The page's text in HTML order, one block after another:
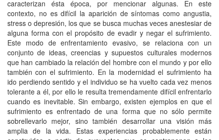
caracterizan ésta época, por mencionar algunas. En este
contexto, no es difícil la aparición de síntomas como angustia,
stress o depresión, los que se busca muchas veces anestesiar de
alguna forma con el propósito de evadir y negar el sufrimiento.
Este modo de enfrentamiento evasivo, se relaciona con un
conjunto de ideas, creencias y supuestos culturales modernos
que han cambiado la relación del hombre con el mundo y por ello
también con el sufrimiento. En la modernidad el sufrimiento ha
ido perdiendo sentido y el individuo se ha vuelto cada vez menos
tolerante a él, por ello le resulta tremendamente difícil enfrentarlo
cuando es inevitable. Sin embargo, existen ejemplos en que el
sufrimiento es enfrentado de una forma que no sólo permite
sobrellevarlo mejor, sino también desarrollar una visión más
amplia de la vida. Estas experiencias probablemente están